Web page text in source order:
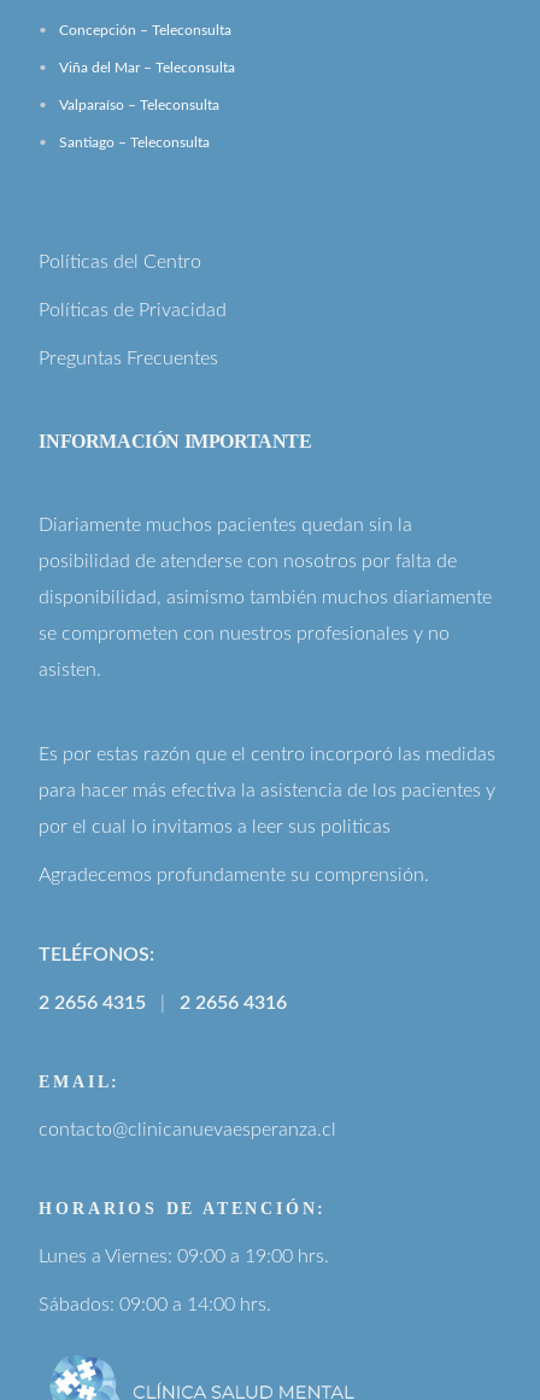
Concepción – Teleconsulta
Viña del Mar – Teleconsulta
Valparaíso – Teleconsulta
Santiago – Teleconsulta
Políticas del Centro
Políticas de Privacidad
Preguntas Frecuentes
INFORMACIÓN IMPORTANTE
Diariamente muchos pacientes quedan sin la
posibilidad de atenderse con nosotros por falta de
disponibilidad, asimismo también muchos diariamente
se comprometen con nuestros profesionales y no
asisten.
Es por estas razón que el centro incorporó las medidas
para hacer más efectiva la asistencia de los pacientes y
por el cual lo invitamos a leer sus politicas
Agradecemos profundamente su comprensión.
TELÉFONOS:
2 2656 4315 2 2656 4316
EMAIL:
contacto@clinicanuevaesperanza.cl
HORARIOS DE ATENCIÓN:
Lunes a Viernes: 09:00 a 19:00 hrs.
Sábados: 09:00 a 14:00 hrs.